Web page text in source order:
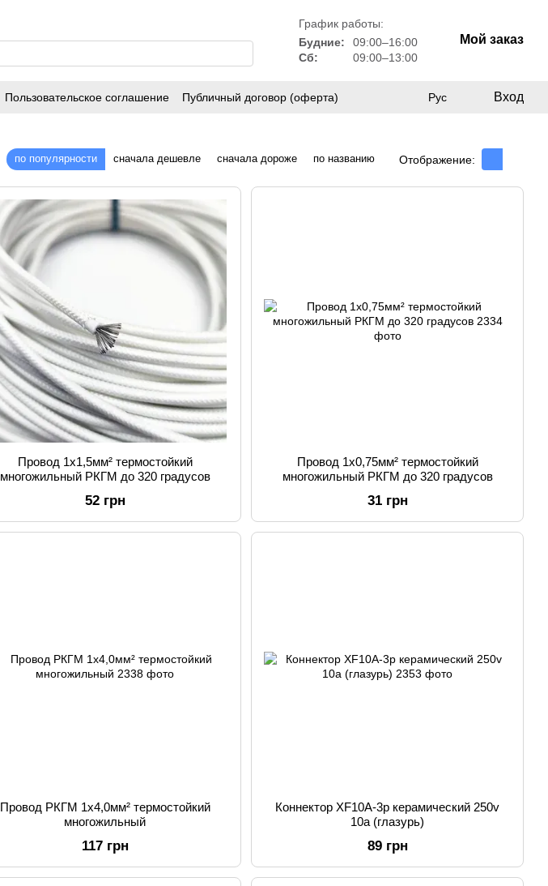
График работы:
Будние:
09:00–16:00
Сб:
09:00–13:00
Мой заказ
Пользовательское соглашение Публичный договор (оферта) Рус Вход
по популярности сначала дешевле сначала дороже по названию Отображение:
Провод 1х1,5мм² термостойкий
многожильный РКГМ до 320 градусов
52 грн
Провод 1х0,75мм² термостойкий
многожильный РКГМ до 320 градусов
31 грн
Провод РКГМ 1х4,0мм² термостойкий
многожильный
117 грн
Коннектор XF10A-3p керамический 250v
10a (глазурь)
89 грн